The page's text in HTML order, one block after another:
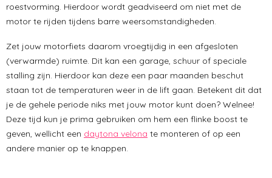
roestvorming. Hierdoor wordt geadviseerd om niet met de
motor te rijden tijdens barre weersomstandigheden.
Zet jouw motorfiets daarom vroegtijdig in een afgesloten
(verwarmde) ruimte. Dit kan een garage, schuur of speciale
stalling zijn. Hierdoor kan deze een paar maanden beschut
staan tot de temperaturen weer in de lift gaan. Betekent dit dat
je de gehele periode niks met jouw motor kunt doen? Welnee!
Deze tijd kun je prima gebruiken om hem een flinke boost te
geven, wellicht een daytona velona te monteren of op een
andere manier op te knappen.